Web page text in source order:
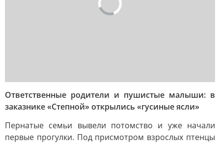
Ответственные родители и пушистые малыши: в
заказнике «Степной» открылись «гусиные ясли»
Пернатые семьи вывели потомство и уже начали
первые прогулки. Под присмотром взрослых птенцы